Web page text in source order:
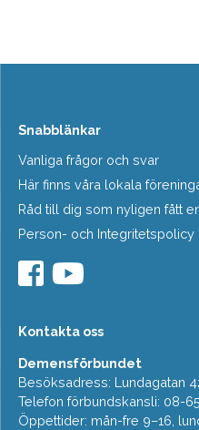
Snabblänkar
Vanliga frågor och svar
Här finns våra lokala
Råd till dig som nyligen fått
Person- och Integritetspolicy
Kontakta oss
Demensförbundet
Besöksadress: Lundagatan
Telefon förbundskansli: 08-
Öppettider: mån-fre 9–16,